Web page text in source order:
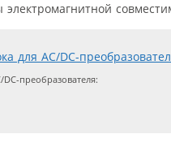
преобразователя: